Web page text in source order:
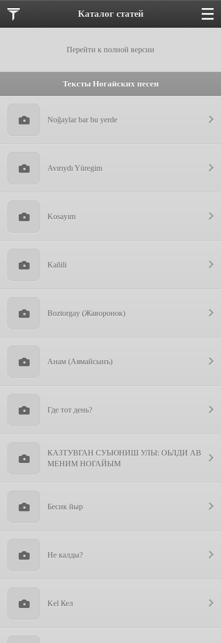
Каталог статей
Перейти к полной версии
Тексты Ногайских песен
Noğaylar bar bu yerde
Avırıydı Yüregim
Kosayım
Kañili
Boztorgay (Жаворонок)
Анам (Аямайсынъ)
Где тот день?
КАЗТУВГАН СУЬЮНИШ УЛЫ: ОЬЛДИ АВ
МЕНИМ НОГАЙЫМ
Бесик йыр
Не калды?
Kel Кел